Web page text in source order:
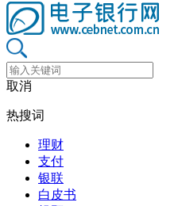
取消
热搜词
理财
支付
银联
白皮书